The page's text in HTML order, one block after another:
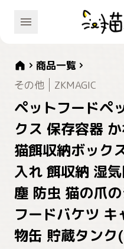
商品一覧
その他
ZKMAGIC
ペットフードペ
クス 保存容器
猫餌収納ボック
入れ 餌収納 湿
塵 防虫 猫の爪
フードバケツ
物缶 貯蔵タン